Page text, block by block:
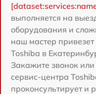
выполняется на
оборудования и
наш мастер
Toshiba в
Закажите звонок
сервис-центра
проконсультирует и